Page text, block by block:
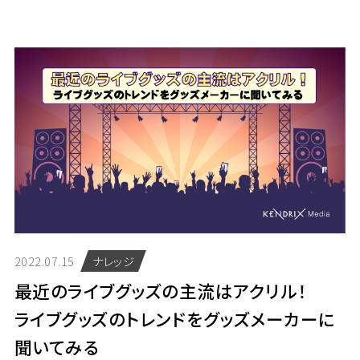
2022.07.15 ナレッジ
最近のライブグッズの主流はアクリル！
ライブグッズのトレンドをグッズメーカーに
聞いてみる